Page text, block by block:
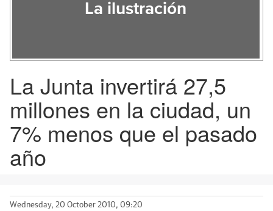
La ilustración
La Junta invertirá 27,5
millones en la ciudad, un
7% menos que el pasado
año
Wednesday, 20 October 2010, 09:20